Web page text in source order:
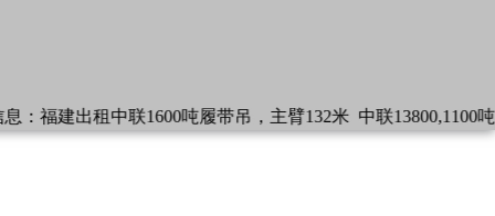
中联1600吨履带吊，主臂132米 中联13800,1100吨履带吊，